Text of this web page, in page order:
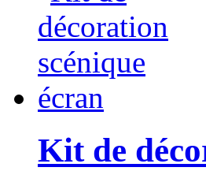
Kit de